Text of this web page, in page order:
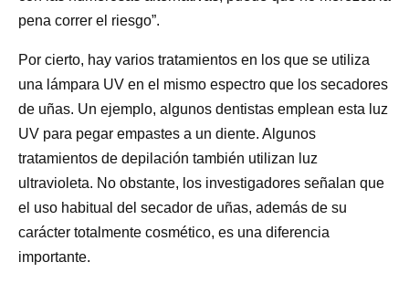
pena correr el riesgo”.
Por cierto, hay varios tratamientos en los que se utiliza
una lámpara UV en el mismo espectro que los secadores
de uñas. Un ejemplo, algunos dentistas emplean esta luz
UV para pegar empastes a un diente. Algunos
tratamientos de depilación también utilizan luz
ultravioleta. No obstante, los investigadores señalan que
el uso habitual del secador de uñas, además de su
carácter totalmente cosmético, es una diferencia
importante.